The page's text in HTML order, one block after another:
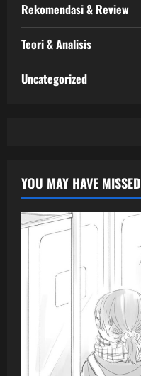
Rekomendasi & Review
Teori & Analisis
Uncategorized
YOU MAY HAVE MISSED